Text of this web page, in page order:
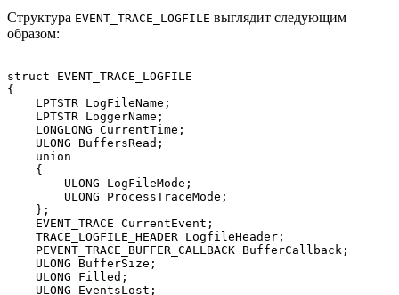
Структура EVENT_TRACE_LOGFILE выглядит следующим
образом:
struct EVENT_TRACE_LOGFILE
{
    LPTSTR LogFileName;
    LPTSTR LoggerName;
    LONGLONG CurrentTime;
    ULONG BuffersRead;
    union
    {
        ULONG LogFileMode;
        ULONG ProcessTraceMode;
    };
    EVENT_TRACE CurrentEvent;
    TRACE_LOGFILE_HEADER LogfileHeader;
    PEVENT_TRACE_BUFFER_CALLBACK BufferCallback;
    ULONG BufferSize;
    ULONG Filled;
    ULONG EventsLost;